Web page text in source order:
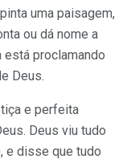
uma paisagem,
ou dá nome a
proclamando
Deus.
e perfeita
Deus viu tudo
e disse que tudo